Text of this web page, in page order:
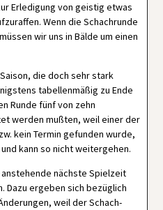
Erledigung von geistig etwas
Wenn die Schachrunde
wir uns in Bälde um einen
die doch sehr stark
tabellenmäßig zu Ende
Runde fünf von zehn
werden mußten, weil einer der
kein Termin gefunden wurde,
kann so nicht weitergehen.
nächste Spielzeit
Dazu ergeben sich bezüglich
weil der Schach-